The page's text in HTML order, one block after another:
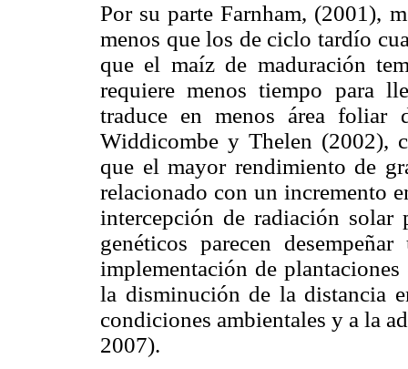
Por su parte Farnham, (2001),
menos que los de ciclo tardío
que el maíz de maduración
requiere menos tiempo para
traduce en menos área foliar
Widdicombe y Thelen (2002),
que el mayor rendimiento de
relacionado con un incremento
intercepción de radiación solar
genéticos parecen
implementación de
la disminución de la distancia
condiciones ambientales y a la
2007).